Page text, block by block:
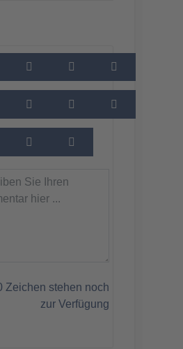
Zeichen stehen noch
zur Verfügung